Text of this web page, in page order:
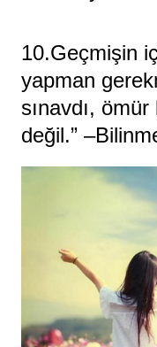
10.Geçmişin
yapman
sınavdı,
değil.”